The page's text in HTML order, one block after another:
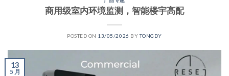
商用级室内环境监测，智能楼宇高配
POSTED ON 13/05/2026 BYTONGDY
13
5 月